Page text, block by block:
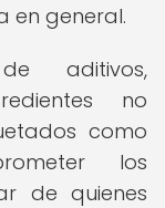
en general.
aditivos,
no
como
los
de quienes